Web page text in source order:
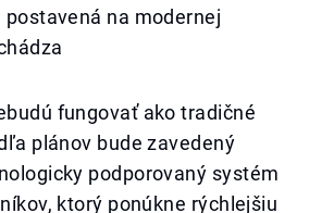
na modernej
fungovať ako tradičné
plánov bude zavedený
podporovaný systém
ktorý ponúkne rýchlejšiu